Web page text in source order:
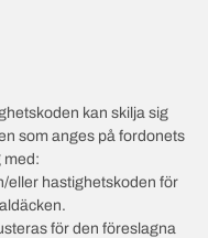
kan skilja sig
som anges på fordonets
med:
eller hastighetskoden för
för den föreslagna